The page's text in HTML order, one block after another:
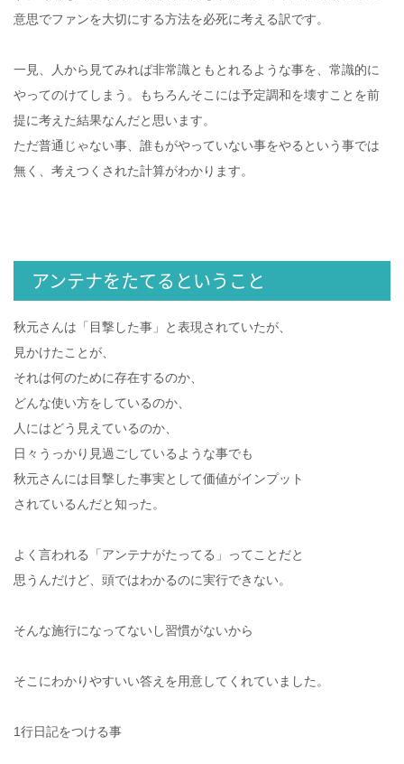
意思でファンを大切にする方法を必死に考える訳です。
一見、人から見てみれば非常識ともとれるような事を、常識的に
やってのけてしまう。もちろんそこには予定調和を壊すことを前
提に考えた結果なんだと思います。
ただ普通じゃない事、誰もがやっていない事をやるという事では
無く、考えつくされた計算がわかります。
アンテナをたてるということ
秋元さんは「目撃した事」と表現されていたが、
見かけたことが、
それは何のために存在するのか、
どんな使い方をしているのか、
人にはどう見えているのか、
日々うっかり見過ごしているような事でも
秋元さんには目撃した事実として価値がインプット
されているんだと知った。
よく言われる「アンテナがたってる」ってことだと
思うんだけど、頭ではわかるのに実行できない。
そんな施行になってないし習慣がないから
そこにわかりやすいい答えを用意してくれていました。
1行日記をつける事